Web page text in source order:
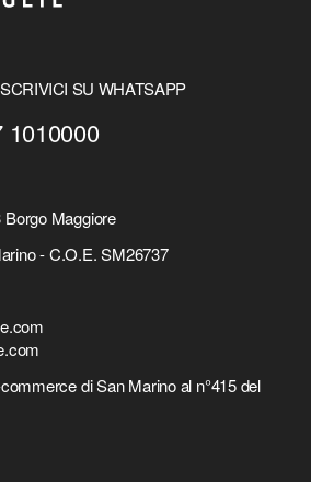
SU WHATSAPP
1010000
Borgo Maggiore
- C.O.E. SM26737
di San Marino al n°415 del